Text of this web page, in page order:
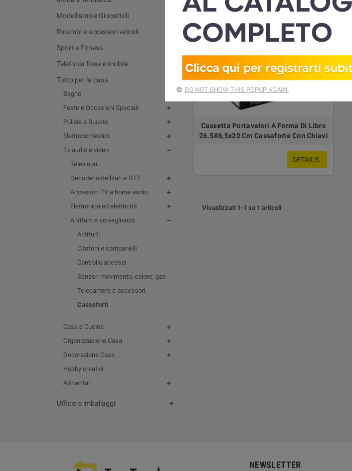
Modellismo e Giocattoli
Ricambi e accessori veicoli
Sport e Fitness
Telefonia fissa e mobile
Tutto per la casa
Bagno
Feste e Occasioni Speciali
Pulizia e Bucato
Elettrodomestici
Tv audio e video
Televisori
Decoder satellitari e DTT
Accessori TV e home audio
Elettronica ed elettricità
Antifurti e sorveglianza
Antifurti
Citofoni e campanelli
Controllo accessi
Sensori movimento, calore, gas
Telecamere e accessori
Casseforti
Casa e Cucina
Organizzazione Casa
Decorazione Casa
Hobby creativi
Alimentari
Ufficio e imballaggi
Cassetta Portavalori A Forma Di Libro
26.5X6,5x20 Cm Cassaforte Con Chiavi
DETAILS
Visualizzati 1-1 su 1 articoli
NEWSLETTER
DO NOT SHOW THIS POPUP AGAIN.